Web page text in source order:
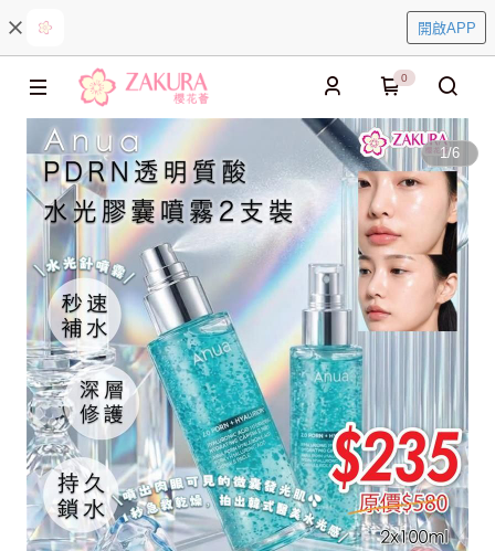
開啟APP
0
1/6